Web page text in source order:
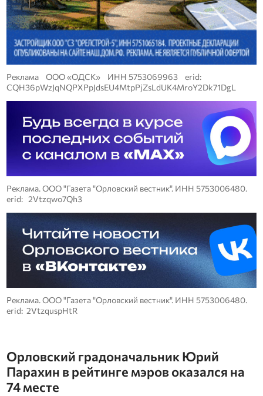
Реклама ООО «ОДСК» ИНН 5753069963 erid:
CQH36pWzJqNQPXPpJdsEU4MtpPjZsLdUK4MroY2Dk71DgL
Реклама. ООО "Газета "Орловский вестник". ИНН 5753006480.
erid: 2Vtzqwo7Qh3
Реклама. ООО "Газета "Орловский вестник". ИНН 5753006480.
erid: 2VtzquspHtR
Орловский градоначальник Юрий
Парахин в рейтинге мэров оказался на
74 месте